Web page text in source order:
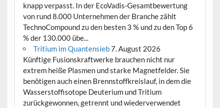
knapp verpasst. In der EcoVadis-Gesamtbewertung
von rund 8.000 Unternehmen der Branche zählt
TechnoCompound zu den besten 3 % und zu den Top 6
% der 130.000 übe...
Tritium im Quantensieb7. August 2026
Künftige Fusionskraftwerke brauchen nicht nur
extrem heiße Plasmen und starke Magnetfelder. Sie
benötigen auch einen Brennstoffkreislauf, in dem die
Wasserstoffisotope Deuterium und Tritium
zurückgewonnen, getrennt und wiederverwendet